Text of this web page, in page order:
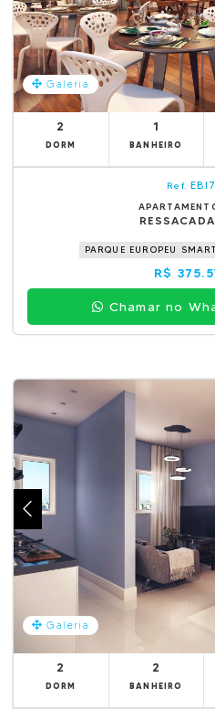
Galeria
2
DORM
1
BANHEIRO
Ref.
PARQUE EUROPEU
R$
Chamar no
Galeria
2
DORM
2
BANHEIRO